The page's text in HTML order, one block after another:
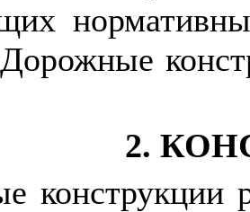
2.
конструкции